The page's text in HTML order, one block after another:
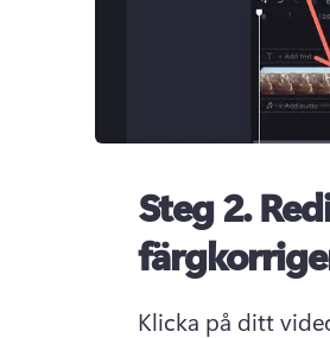
Steg 2.
Klicka på ditt